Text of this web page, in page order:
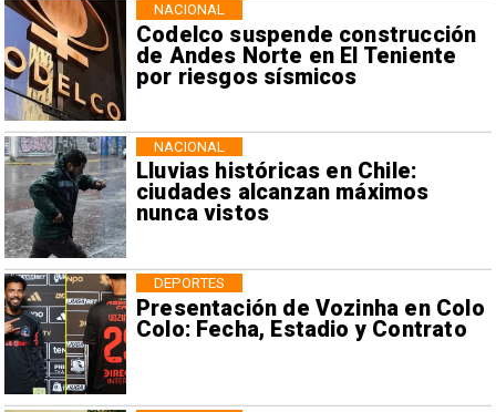
Codelco suspende construcción
de Andes Norte en El Teniente
por riesgos sísmicos
NACIONAL
Lluvias históricas en Chile:
ciudades alcanzan máximos
nunca vistos
NACIONAL
Presentación de Vozinha en Colo
Colo: Fecha, Estadio y Contrato
DEPORTES